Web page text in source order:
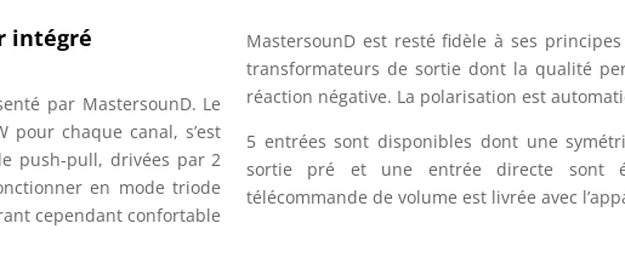
intégré
par MastersounD. Le
pour chaque canal, s’est
push-pull, drivées par 2
en mode triode
cependant confortable
MastersounD est resté fidèle à ses
transformateurs de sortie dont la qualité
réaction négative. La polarisation est
5 entrées sont disponibles dont une
sortie pré et une entrée directe sont
télécommande de volume est livrée avec